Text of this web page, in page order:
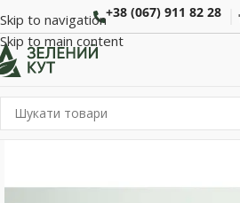
Skip to navigation
Skip to main content
+38 (067) 911 82 28